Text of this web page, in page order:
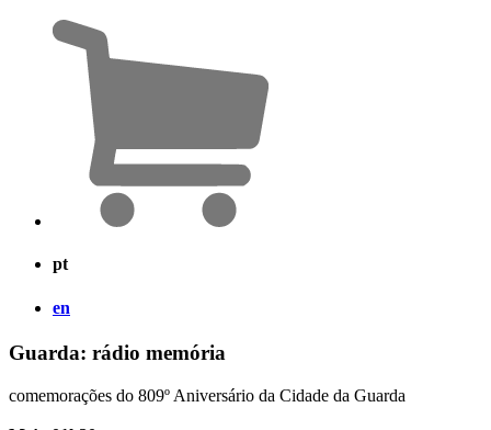
pt
en
Guarda: rádio memória
comemorações do 809º Aniversário da Cidade da Guarda